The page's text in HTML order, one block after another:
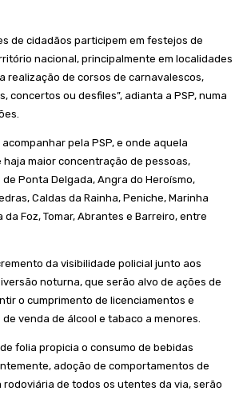
de cidadãos participem em festejos de
nacional, principalmente em localidades
realização de corsos de carnavalescos,
concertos ou desfiles”, adianta a PSP, numa
pela PSP, e onde aquela
maior concentração de pessoas,
Ponta Delgada, Angra do Heroísmo,
Caldas da Rainha, Peniche, Marinha
da Foz, Tomar, Abrantes e Barreiro, entre
da visibilidade policial junto aos
noturna, que serão alvo de ações de
o cumprimento de licenciamentos e
venda de álcool e tabaco a menores.
folia propicia o consumo de bebidas
adoção de comportamentos de
de todos os utentes da via, serão